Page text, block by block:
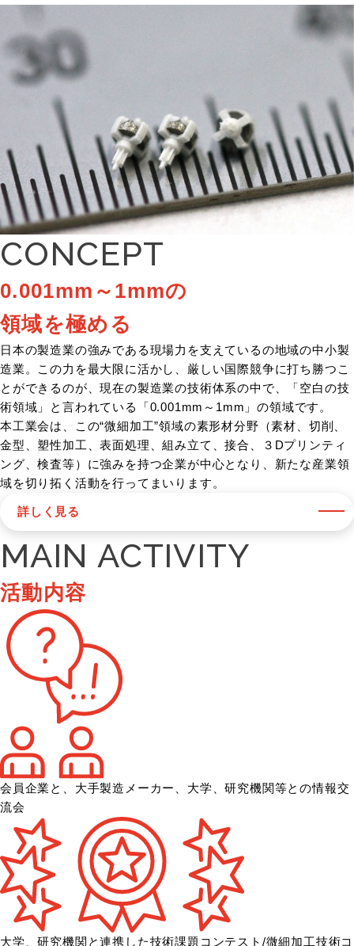
CONCEPT
0.001mm～1mmの
領域を極める
日本の製造業の強みである現場力を支えているの地域の中小製
造業。この力を最大限に活かし、厳しい国際競争に打ち勝つこ
とができるのが、現在の製造業の技術体系の中で、「空白の技
術領域」と言われている「0.001mm～1mm」の領域です。
本工業会は、この“微細加工”領域の素形材分野（素材、切削、
金型、塑性加工、表面処理、組み立て、接合、３Dプリンティ
ング、検査等）に強みを持つ企業が中心となり、新たな産業領
域を切り拓く活動を行ってまいります。
詳しく見る
MAIN ACTIVITY
活動内容
会員企業と、大手製造メーカー、大学、研究機関等との情報交
流会
大学、研究機関と連携した技術課題コンテスト/微細加工技術コ